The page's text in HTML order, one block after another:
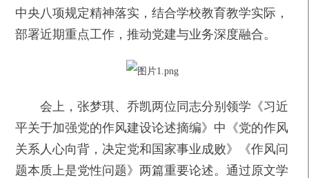
中央八项规定精神落实，结合学校教育教学实际，
部署近期重点工作，推动党建与业务深度融合。
会上，张梦琪、乔凯两位同志分别领学《习近
平关于加强党的作风建设论述摘编》中《党的作风
关系人心向背，决定党和国家事业成败》《作风问
题本质上是党性问题》两篇重要论述。通过原文学